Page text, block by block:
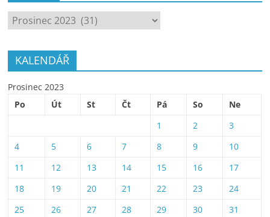
ARCHÍV
KALENDÁŘ
Prosinec 2023
Po
Út St Čt Pá So
Ne
1
2
3
4
5 6 7 8 9
10
11
12 13 14 15 16
17
18
19 20 21 22 23
24
25
26 27 28 29 30 31